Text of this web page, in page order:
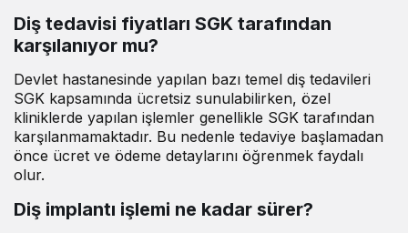
Diş tedavisi fiyatları SGK tarafından
karşılanıyor mu?
Devlet hastanesinde yapılan bazı temel diş tedavileri
SGK kapsamında ücretsiz sunulabilirken, özel
kliniklerde yapılan işlemler genellikle SGK tarafından
karşılanmamaktadır. Bu nedenle tedaviye başlamadan
önce ücret ve ödeme detaylarını öğrenmek faydalı
olur.
Diş implantı işlemi ne kadar sürer?